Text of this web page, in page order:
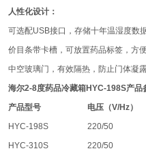
人性化设计：
可选配USB接口，存储十年温湿度数
价目条带卡槽，可放置药品标签，方
中空玻璃门，有效隔热，防止门体凝
海尔2-8度药品冷藏箱HYC-198S产品
产品型号
电压（V/Hz）
HYC-198S
220/50
HYC-310S
220/50